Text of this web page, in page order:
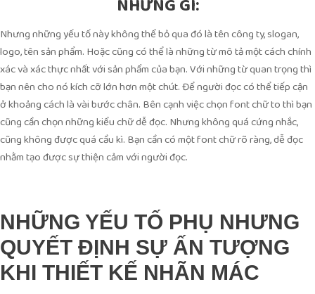
NHỮNG GÌ:
Nhưng những yếu tố này không thể bỏ qua đó là tên công ty, slogan,
logo, tên sản phẩm. Hoặc cũng có thể là những từ mô tả một cách chính
xác và xác thực nhất với sản phẩm của bạn. Với những từ quan trọng thì
bạn nên cho nó kích cỡ lớn hơn một chút. Để người đọc có thể tiếp cận
ở khoảng cách là vài bước chân. Bên cạnh việc chọn font chữ to thì bạn
cũng cần chọn những kiểu chữ dễ đọc. Nhưng không quá cứng nhắc,
cũng không được quá cầu kì. Bạn cần có một font chữ rõ ràng, dễ đọc
nhằm tạo được sự thiện cảm với người đọc.
NHỮNG YẾU TỐ PHỤ NHƯNG
QUYẾT ĐỊNH SỰ ẤN TƯỢNG
KHI THIẾT KẾ NHÃN MÁC